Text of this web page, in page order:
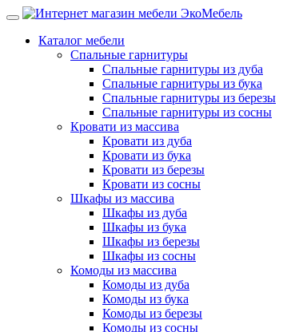
Каталог мебели
Спальные гарнитуры
Спальные гарнитуры из дуба
Спальные гарнитуры из бука
Спальные гарнитуры из березы
Спальные гарнитуры из сосны
Кровати из массива
Кровати из дуба
Кровати из бука
Кровати из березы
Кровати из сосны
Шкафы из массива
Шкафы из дуба
Шкафы из бука
Шкафы из березы
Шкафы из сосны
Комоды из массива
Комоды из дуба
Комоды из бука
Комоды из березы
Комоды из сосны